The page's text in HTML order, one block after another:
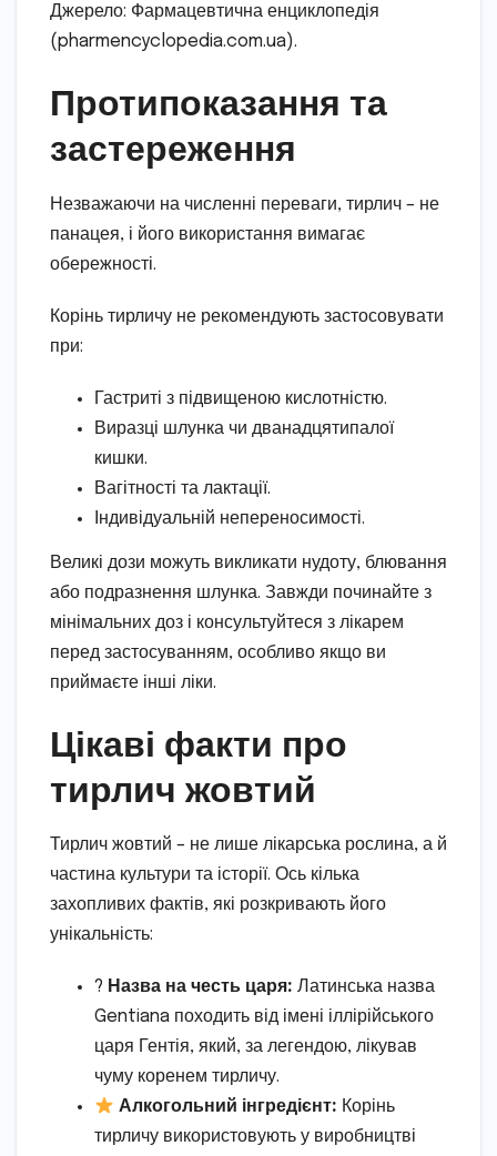
Джерело: Фармацевтична енциклопедія
(pharmencyclopedia.com.ua).
Протипоказання та
застереження
Незважаючи на численні переваги, тирлич – не
панацея, і його використання вимагає
обережності.
Корінь тирличу не рекомендують застосовувати
при:
Гастриті з підвищеною кислотністю.
Виразці шлунка чи дванадцятипалої
кишки.
Вагітності та лактації.
Індивідуальній непереносимості.
Великі дози можуть викликати нудоту, блювання
або подразнення шлунка. Завжди починайте з
мінімальних доз і консультуйтеся з лікарем
перед застосуванням, особливо якщо ви
приймаєте інші ліки.
Цікаві факти про
тирлич жовтий
Тирлич жовтий – не лише лікарська рослина, а й
частина культури та історії. Ось кілька
захопливих фактів, які розкривають його
унікальність:
? Назва на честь царя: Латинська назва
Gentiana походить від імені іллірійського
царя Гентія, який, за легендою, лікував
чуму коренем тирличу.
Алкогольний інгредієнт: Корінь
тирличу використовують у виробництві